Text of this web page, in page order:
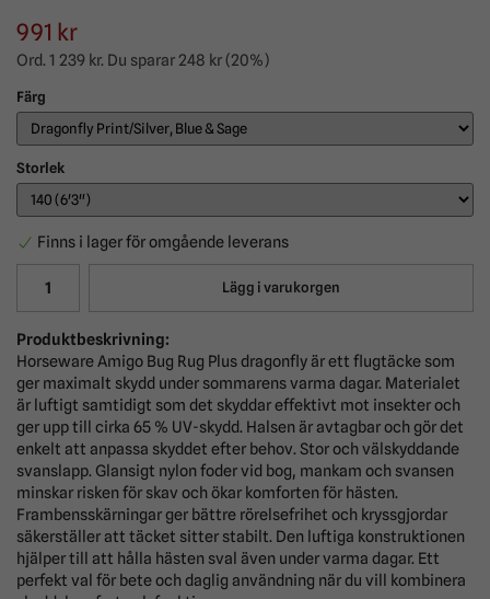
991 kr
Ord. 1 239 kr. Du sparar 248 kr(20%)
Färg
Storlek
Finns i lager för omgående leverans
Lägg i varukorgen
Produktbeskrivning:
Horseware Amigo Bug Rug Plus dragonfly är ett flugtäcke som
ger maximalt skydd under sommarens varma dagar. Materialet
är luftigt samtidigt som det skyddar effektivt mot insekter och
ger upp till cirka 65 % UV-skydd. Halsen är avtagbar och gör det
enkelt att anpassa skyddet efter behov. Stor och välskyddande
svanslapp. Glansigt nylon foder vid bog, mankam och svansen
minskar risken för skav och ökar komforten för hästen.
Frambensskärningar ger bättre rörelsefrihet och kryssgjordar
säkerställer att täcket sitter stabilt. Den luftiga konstruktionen
hjälper till att hålla hästen sval även under varma dagar. Ett
perfekt val för bete och daglig användning när du vill kombinera